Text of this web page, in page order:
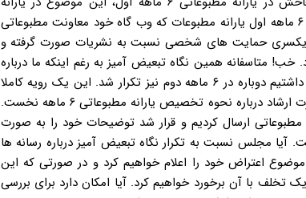
مطبوعاتی ۶ ماهه دوم نیز تکرار شد. این موضوع را چطور ارزیابی می کنید؟ در گزارش ۶ ماهه اول یارانه مطبوعات که وب گاه خود معاونت مطبوعاتی
یکسری حمایت های شخصی نسبت به نشریات صورت گرفته و
همین نگاه تبعیض آمیز به رغم اینکه ما درباره
آن تذکر داده بودیم و درخواست گزارش از چگونگی تخصیص یارانه در ۶ ماهه نخست داشتیم دوباره در ۶ ماهه دوم نیز تکرار شد. این یک رویه کاملا
غلط و غیرقابل توجیه است. اشاره کردید به درخواست مجلس از معاونت مطبوعاتی وزارت ارشاد درباره نحوه تخصیص یارانه مطبوعاتی ۶ ماهه نخست.
ارسال کردیم و قرار شد توضیحات خود را به صورت
مجلس نسبت به تکرار نگاه تبعیض آمیز درباره رسانه ها
اعتراض خود را اعلام خواهیم کرد و در صورتی که این
تخلف با آن برخورد خواهیم کرد. آیا امکان دارد برای بررسی